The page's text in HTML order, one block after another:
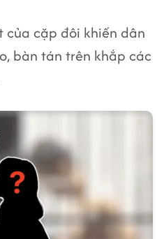
của cặp đôi khiến dân
bàn tán trên khắp các